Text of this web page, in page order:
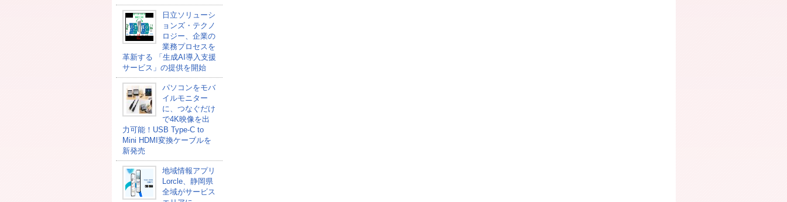
日立ソリューシ
ョンズ・テクノ
ロジー、企業の
業務プロセスを
革新する 「生成AI導入支援
サービス」の提供を開始
パソコンをモバ
イルモニター
に、つなぐだけ
で4K映像を出
力可能！USB Type-C to
Mini HDMI変換ケーブルを
新発売
地域情報アプリ
Lorcle、静岡県
全域がサービス